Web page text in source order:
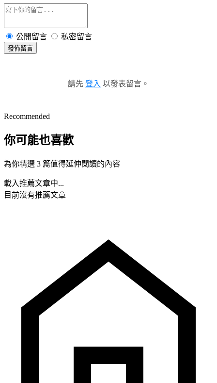
公開留言 私密留言
發佈留言
請先 登入 以發表留言。
Recommended
你可能也喜歡
為你精選 3 篇值得延伸閱讀的內容
載入推薦文章中...
目前沒有推薦文章